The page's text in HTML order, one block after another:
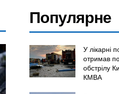
Популярне
У лікарні
отримав
обстрілу
КМВА